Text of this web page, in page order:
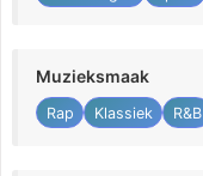
Muzieksmaak
Rap Klassiek R&B